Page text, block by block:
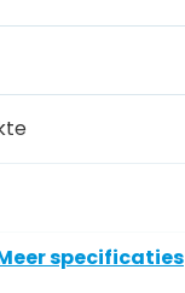
specificaties